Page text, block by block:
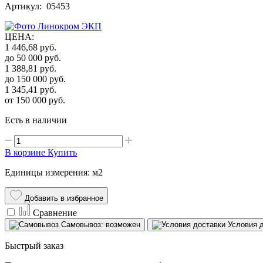
Артикул: 05453
ЦЕНА:
1 446,68 руб.
до 50 000 руб.
1 388,81 руб.
до 150 000 руб.
1 345,41 руб.
от 150 000 руб.
Есть в наличии
В корзине Купить
Единицы измерения: м2
Добавить в избранное
Сравнение
Самовывоз: возможен Условия
Быстрый заказ